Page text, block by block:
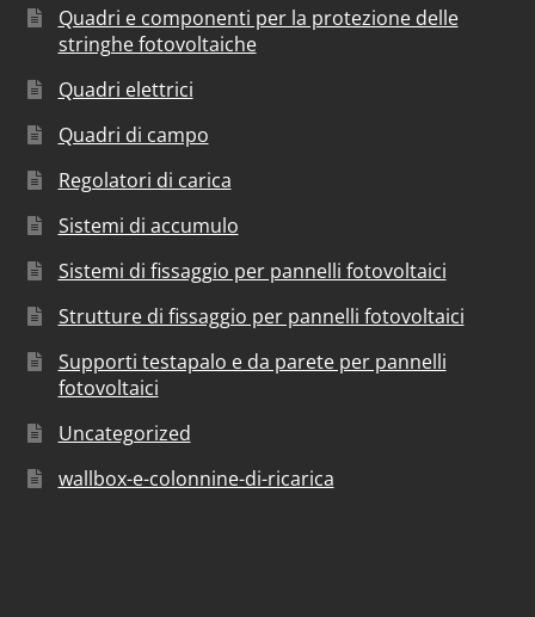
Quadri e componenti per la protezione delle
stringhe fotovoltaiche
Quadri elettrici
Quadri di campo
Regolatori di carica
Sistemi di accumulo
Sistemi di fissaggio per pannelli fotovoltaici
Strutture di fissaggio per pannelli fotovoltaici
Supporti testapalo e da parete per pannelli
fotovoltaici
Uncategorized
wallbox-e-colonnine-di-ricarica